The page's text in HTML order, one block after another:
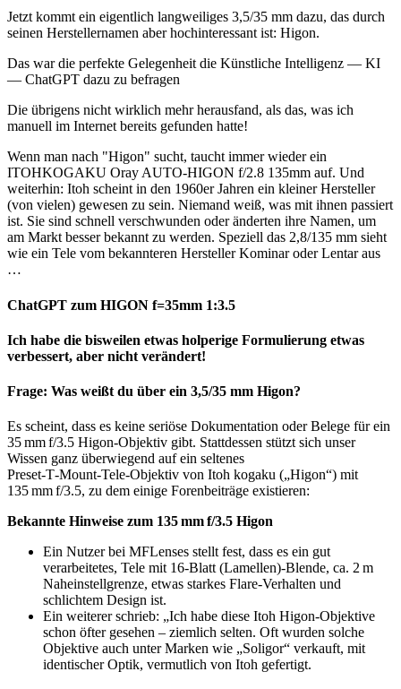
Jetzt kommt ein eigentlich langweiliges 3,5/35 mm dazu, das durch
seinen Herstellernamen aber hochinteressant ist: Higon.
Das war die perfekte Gelegenheit die Künstliche Intelligenz — KI
— ChatGPT dazu zu befragen
Die übrigens nicht wirklich mehr herausfand, als das, was ich
manuell im Internet bereits gefunden hatte!
Wenn man nach "Higon" sucht, taucht immer wieder ein
ITOHKOGAKU Oray AUTO-HIGON f/2.8 135mm auf. Und
weiterhin: Itoh scheint in den 1960er Jahren ein kleiner Hersteller
(von vielen) gewesen zu sein. Niemand weiß, was mit ihnen passiert
ist. Sie sind schnell verschwunden oder änderten ihre Namen, um
am Markt besser bekannt zu werden. Speziell das 2,8/135 mm sieht
wie ein Tele vom bekannteren Hersteller Kominar oder Lentar aus
…
ChatGPT zum HIGON f=35mm 1:3.5
Ich habe die bisweilen etwas holperige Formulierung etwas
verbessert, aber nicht verändert!
Frage: Was weißt du über ein 3,5/35 mm Higon?
Es scheint, dass es keine seriöse Dokumentation oder Belege für ein
35 mm f/3.5 Higon‑Objektiv gibt. Stattdessen stützt sich unser
Wissen ganz überwiegend auf ein seltenes
Preset‑T‑Mount‑Tele‑Objektiv von Itoh kogaku („Higon“) mit
135 mm f/3.5, zu dem einige Forenbeiträge existieren:
Bekannte Hinweise zum 135 mm f/3.5 Higon
Ein Nutzer bei MFLenses stellt fest, dass es ein gut
verarbeitetes, Tele mit 16‑Blatt (Lamellen)‑Blende, ca. 2 m
Naheinstellgrenze, etwas starkes Flare-Verhalten und
schlichtem Design ist.
Ein weiterer schrieb: „Ich habe diese Itoh Higon-Objektive
schon öfter gesehen – ziemlich selten. Oft wurden solche
Objektive auch unter Marken wie „Soligor“ verkauft, mit
identischer Optik, vermutlich von Itoh gefertigt.